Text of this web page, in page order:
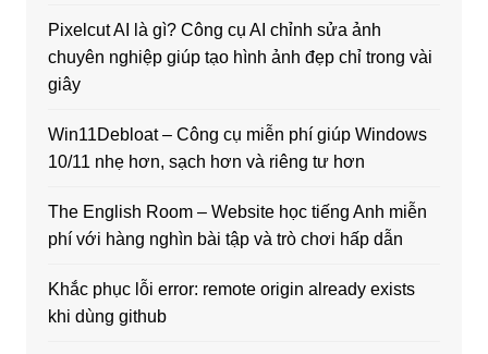
Pixelcut AI là gì? Công cụ AI chỉnh sửa ảnh
chuyên nghiệp giúp tạo hình ảnh đẹp chỉ trong vài
giây
Win11Debloat – Công cụ miễn phí giúp Windows
10/11 nhẹ hơn, sạch hơn và riêng tư hơn
The English Room – Website học tiếng Anh miễn
phí với hàng nghìn bài tập và trò chơi hấp dẫn
Khắc phục lỗi error: remote origin already exists
khi dùng github